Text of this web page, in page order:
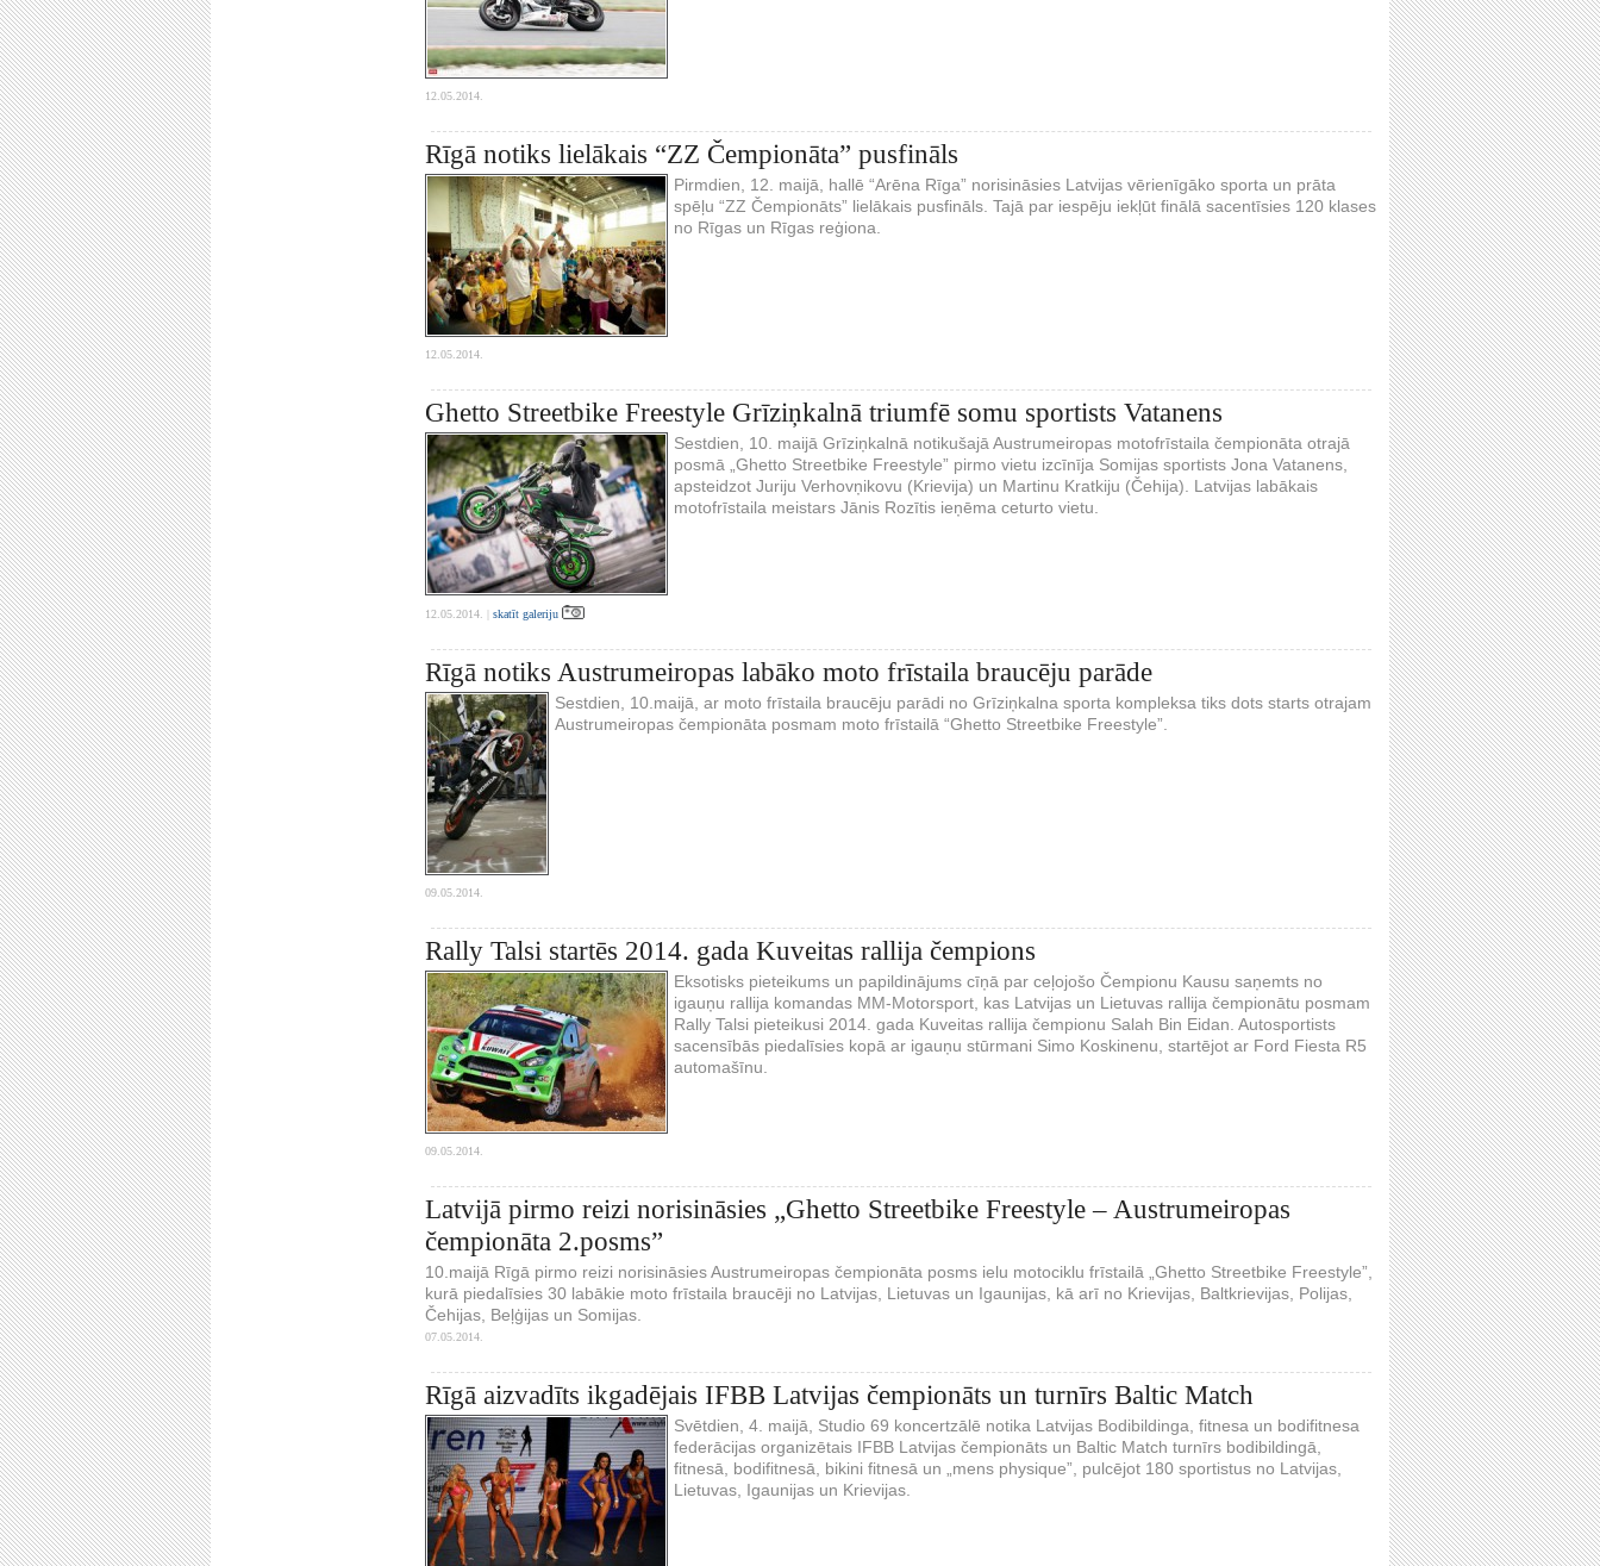
12.05.2014.
Rīgā notiks lielākais “ZZ Čempionāta” pusfināls
Pirmdien, 12. maijā, hallē “Arēna Rīga” norisināsies Latvijas vērienīgāko sporta un prāta
spēļu “ZZ Čempionāts” lielākais pusfināls. Tajā par iespēju iekļūt finālā sacentīsies 120 klases
no Rīgas un Rīgas reģiona.
12.05.2014.
Ghetto Streetbike Freestyle Grīziņkalnā triumfē somu sportists Vatanens
Sestdien, 10. maijā Grīziņkalnā notikušajā Austrumeiropas motofrīstaila čempionāta otrajā
posmā „Ghetto Streetbike Freestyle” pirmo vietu izcīnīja Somijas sportists Jona Vatanens,
apsteidzot Juriju Verhovņikovu (Krievija) un Martinu Kratkiju (Čehija). Latvijas labākais
motofrīstaila meistars Jānis Rozītis ieņēma ceturto vietu.
12.05.2014. | skatīt galeriju
Rīgā notiks Austrumeiropas labāko moto frīstaila braucēju parāde
Sestdien, 10.maijā, ar moto frīstaila braucēju parādi no Grīziņkalna sporta kompleksa tiks dots starts otrajam
Austrumeiropas čempionāta posmam moto frīstailā “Ghetto Streetbike Freestyle”.
09.05.2014.
Rally Talsi startēs 2014. gada Kuveitas rallija čempions
Eksotisks pieteikums un papildinājums cīņā par ceļojošo Čempionu Kausu saņemts no
igauņu rallija komandas MM-Motorsport, kas Latvijas un Lietuvas rallija čempionātu posmam
Rally Talsi pieteikusi 2014. gada Kuveitas rallija čempionu Salah Bin Eidan. Autosportists
sacensībās piedalīsies kopā ar igauņu stūrmani Simo Koskinenu, startējot ar Ford Fiesta R5
automašīnu.
09.05.2014.
Latvijā pirmo reizi norisināsies „Ghetto Streetbike Freestyle – Austrumeiropas
čempionāta 2.posms”
10.maijā Rīgā pirmo reizi norisināsies Austrumeiropas čempionāta posms ielu motociklu frīstailā „Ghetto Streetbike Freestyle”,
kurā piedalīsies 30 labākie moto frīstaila braucēji no Latvijas, Lietuvas un Igaunijas, kā arī no Krievijas, Baltkrievijas, Polijas,
Čehijas, Beļģijas un Somijas.
07.05.2014.
Rīgā aizvadīts ikgadējais IFBB Latvijas čempionāts un turnīrs Baltic Match
Svētdien, 4. maijā, Studio 69 koncertzālē notika Latvijas Bodibildinga, fitnesa un bodifitnesa
federācijas organizētais IFBB Latvijas čempionāts un Baltic Match turnīrs bodibildingā,
fitnesā, bodifitnesā, bikini fitnesā un „mens physique”, pulcējot 180 sportistus no Latvijas,
Lietuvas, Igaunijas un Krievijas.